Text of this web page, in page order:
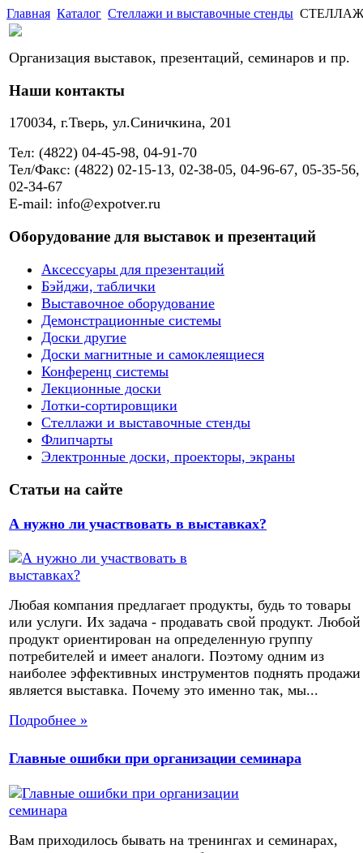
Главная Каталог Стеллажи и выставочные стенды СТЕЛЛАЖ
Организация выставок, презентаций, семинаров и пр.
Наши контакты
170034, г.Тверь, ул.Синичкина, 201
Тел: (4822) 04-45-98, 04-91-70
Тел/Факс: (4822) 02-15-13, 02-38-05, 04-96-67, 05-35-56,
02-34-67
E-mail: info@expotver.ru
Оборудование для выставок и презентаций
Аксессуары для презентаций
Бэйджи, таблички
Выставочное оборудование
Демонстрационные системы
Доски другие
Доски магнитные и самоклеящиеся
Конференц системы
Лекционные доски
Лотки-сортировщики
Стеллажи и выставочные стенды
Флипчарты
Электронные доски, проекторы, экраны
Статьи на сайте
А нужно ли участвовать в выставках?
Любая компания предлагает продукты, будь то товары
или услуги. Их задача - продавать свой продукт. Любой
продукт ориентирован на определенную группу
потребителей и имеет аналоги. Поэтому одним из
наиболее эффективных инструментов поднять продажи
является выставка. Почему это именно так, мы...
Подробнее »
Главные ошибки при организации семинара
Вам приходилось бывать на тренингах и семинарах,